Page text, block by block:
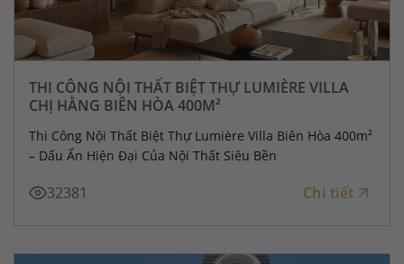
THI CÔNG NỘI THẤT BIỆT THỰ LUMIÈRE VILLA
CHỊ HẰNG BIÊN HÒA 400M²
Thi Công Nội Thất Biệt Thự Lumière Villa Biên Hòa 400m²
– Dấu Ấn Hiện Đại Của Nội Thất Siêu Bền
32381 Chi tiết